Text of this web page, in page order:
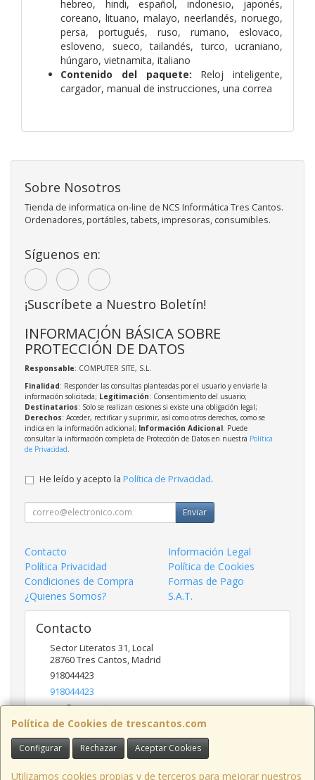
hebreo, hindi, español, indonesio, japonés,
coreano, lituano, malayo, neerlandés, noruego,
persa, portugués, ruso, rumano, eslovaco,
esloveno, sueco, tailandés, turco, ucraniano,
húngaro, vietnamita, italiano
Contenido del paquete: Reloj inteligente,
cargador, manual de instrucciones, una correa
Política de Cookies de trescantos.com
Configurar Rechazar Aceptar Cookies
Utilizamos cookies propias y de terceros para mejorar nuestros
Sobre Nosotros
Tienda de informatica on-line de NCS Informática Tres Cantos.
Ordenadores, portátiles, tabets, impresoras, consumibles.
Síguenos en:
¡Suscríbete a Nuestro Boletín!
INFORMACIÓN BÁSICA SOBRE
PROTECCIÓN DE DATOS
Responsable: COMPUTER SITE, S.L.
Finalidad: Responder las consultas planteadas por el usuario y enviarle la
información solicitada; Legitimación: Consentimiento del usuario;
Destinatarios: Solo se realizan cesiones si existe una obligación legal;
Derechos: Acceder, rectificar y suprimir, así como otros derechos, como se
indica en la información adicional; Información Adicional: Puede
consultar la información completa de Protección de Datos en nuestra Política
de Privacidad
He leído y acepto la Política de Privacidad.
Enviar
Contacto
Información Legal
Política Privacidad
Política de Cookies
Condiciones de Compra
Formas de Pago
¿Quienes Somos?
S.A.T.
Contacto
Sector Literatos 31, Local
28760Tres Cantos,Madrid
918044423
918044423
ncs@trescantos.com
Horario
Lunes a Viernes 9:30 a 14:00 - 15:30 a 19:00